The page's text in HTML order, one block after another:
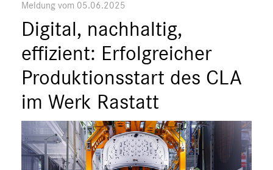
Cars
AMG
Maybach
Mercedes-Benz
Vans
Marken & Produkte
Meldung vom 05.06.2025
Digital, nachhaltig,
effizient: Erfolgreicher
Produktionsstart des CLA
im Werk Rastatt